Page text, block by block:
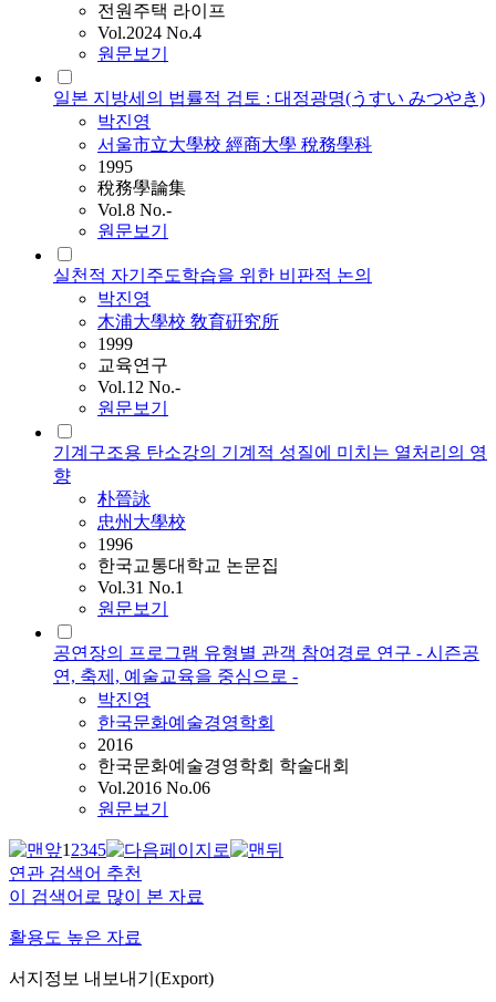
전원주택 라이프
Vol.2024 No.4
원문보기
일본 지방세의 법률적 검토 : 대정광명(うすい みつやき)
박진영
서울市立大學校 經商大學 稅務學科
1995
稅務學論集
Vol.8 No.-
원문보기
실천적 자기주도학습을 위한 비판적 논의
박진영
木浦大學校 敎育硏究所
1999
교육연구
Vol.12 No.-
원문보기
기계구조용 탄소강의 기계적 성질에 미치는 열처리의 영
향
朴晉詠
忠州大學校
1996
한국교통대학교 논문집
Vol.31 No.1
원문보기
공연장의 프로그램 유형별 관객 참여경로 연구 - 시즌공
연, 축제, 예술교육을 중심으로 -
박진영
한국문화예술경영학회
2016
한국문화예술경영학회 학술대회
Vol.2016 No.06
원문보기
12345
연관 검색어 추천
이 검색어로 많이 본 자료
활용도 높은 자료
서지정보 내보내기(Export)